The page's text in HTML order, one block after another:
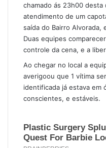
chamado ás 23h00
atendimento de um
saída do Bairro Alvorada,
Duas equipes
controle da cena, e a
Ao chegar no local a
averigoou que 1 vítima
identificada já estava em
conscientes, e estáveis.